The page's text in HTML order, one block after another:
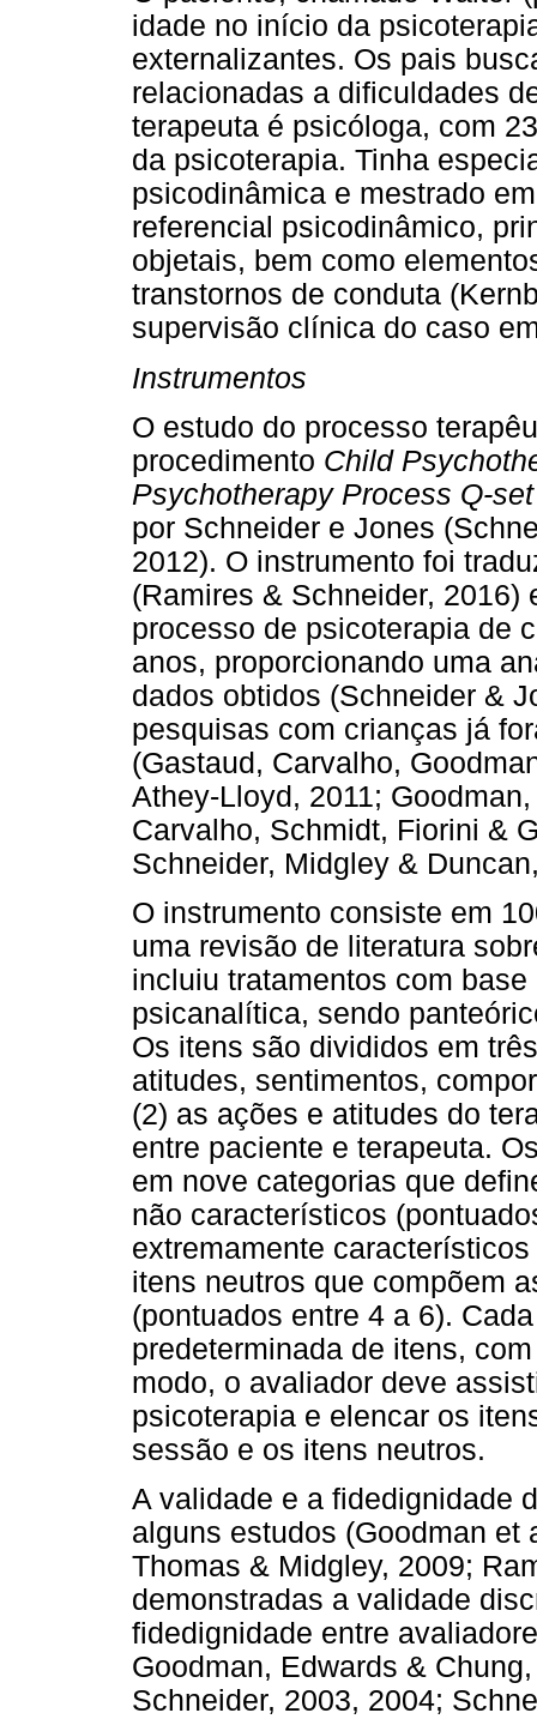
idade no início da
externalizantes. Os pais
relacionadas a dificuldades
terapeuta é psicóloga, com
da psicoterapia. Tinha
psicodinâmica e mestrado
referencial psicodinâmico,
objetais, bem como
transtornos de conduta
supervisão clínica do caso
Instrumentos
O estudo do processo
procedimento Child
Psychotherapy Process Q-set
por Schneider e Jones
2012). O instrumento foi
(Ramires & Schneider,
processo de psicoterapia de
anos, proporcionando uma
dados obtidos (Schneider &
pesquisas com crianças já
(Gastaud, Carvalho,
Athey-Lloyd, 2011;
Carvalho, Schmidt, Fiorini &
Schneider, Midgley &
O instrumento consiste em
uma revisão de literatura
incluiu tratamentos com
psicanalítica, sendo
Os itens são divididos em
atitudes, sentimentos,
(2) as ações e atitudes do
entre paciente e terapeuta.
em nove categorias que
não característicos
extremamente
itens neutros que compõem
(pontuados entre 4 a 6).
predeterminada de itens,
modo, o avaliador deve
psicoterapia e elencar os
sessão e os itens neutros.
A validade e a fidedignidade
alguns estudos (Goodman et
Thomas & Midgley, 2009;
demonstradas a validade
fidedignidade entre
Goodman, Edwards &
Schneider, 2003, 2004;